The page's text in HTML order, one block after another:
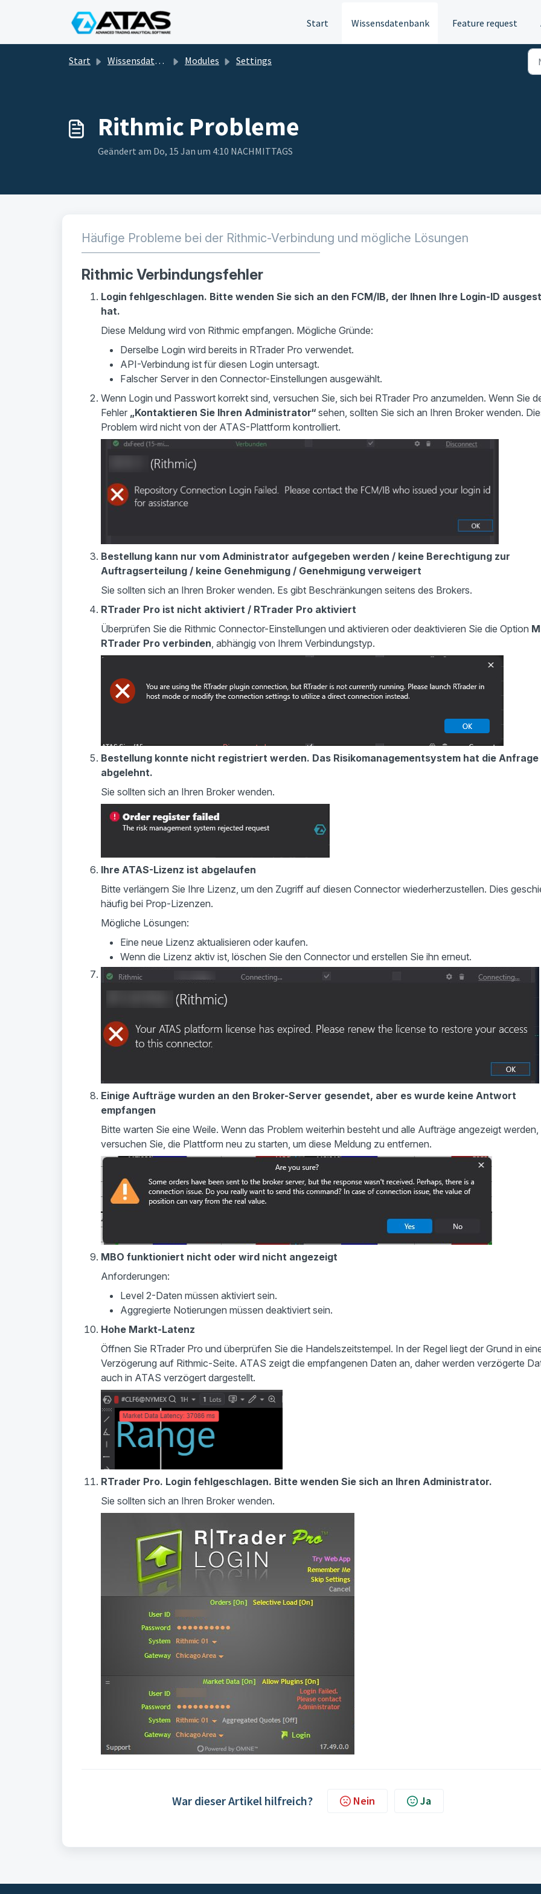
Start
Wissensdatenbank Feature request
Start Wissensdatenbank Modules Settings
Rithmic Probleme
Geändert am Do, 15 Jan um 4:10 NACHMITTAGS
Häufige Probleme bei der Rithmic-Verbindung und mögliche Lösungen
Rithmic Verbindungsfehler
Login fehlgeschlagen. Bitte wenden Sie sich an den FCM/IB, der Ihnen Ihre Login-ID
hat.
Diese Meldung wird von Rithmic empfangen. Mögliche Gründe:
Derselbe Login wird bereits in RTrader Pro verwendet.
API-Verbindung ist für diesen Login untersagt.
Falscher Server in den Connector-Einstellungen ausgewählt.
Wenn Login und Passwort korrekt sind, versuchen Sie, sich bei RTrader Pro anzumelden. Wenn Sie
Fehler „Kontaktieren Sie Ihren Administrator“ sehen, sollten Sie sich an Ihren Broker wenden.
Problem wird nicht von der ATAS-Plattform kontrolliert.
Bestellung kann nur vom Administrator aufgegeben werden / keine Berechtigung zur
Auftragserteilung / keine Genehmigung / Genehmigung verweigert
Sie sollten sich an Ihren Broker wenden. Es gibt Beschränkungen seitens des Brokers.
RTrader Pro ist nicht aktiviert / RTrader Pro aktiviert
Überprüfen Sie die Rithmic Connector-Einstellungen und aktivieren oder deaktivieren Sie die Option
RTrader Pro verbinden, abhängig von Ihrem Verbindungstyp.
Bestellung konnte nicht registriert werden. Das Risikomanagementsystem hat die Anfrage
abgelehnt.
Sie sollten sich an Ihren Broker wenden.
Ihre ATAS-Lizenz ist abgelaufen
Bitte verlängern Sie Ihre Lizenz, um den Zugriff auf diesen Connector wiederherzustellen. Dies
häufig bei Prop-Lizenzen.
Mögliche Lösungen:
Eine neue Lizenz aktualisieren oder kaufen.
Wenn die Lizenz aktiv ist, löschen Sie den Connector und erstellen Sie ihn erneut.
Einige Aufträge wurden an den Broker-Server gesendet, aber es wurde keine Antwort
empfangen
Bitte warten Sie eine Weile. Wenn das Problem weiterhin besteht und alle Aufträge angezeigt werden,
versuchen Sie, die Plattform neu zu starten, um diese Meldung zu entfernen.
MBO funktioniert nicht oder wird nicht angezeigt
Anforderungen:
Level 2-Daten müssen aktiviert sein.
Aggregierte Notierungen müssen deaktiviert sein.
Hohe Markt-Latenz
Öffnen Sie RTrader Pro und überprüfen Sie die Handelszeitstempel. In der Regel liegt der Grund in
Verzögerung auf Rithmic-Seite. ATAS zeigt die empfangenen Daten an, daher werden verzögerte
auch in ATAS verzögert dargestellt.
RTrader Pro. Login fehlgeschlagen. Bitte wenden Sie sich an Ihren Administrator.
Sie sollten sich an Ihren Broker wenden.
War dieser Artikel hilfreich? Nein Ja